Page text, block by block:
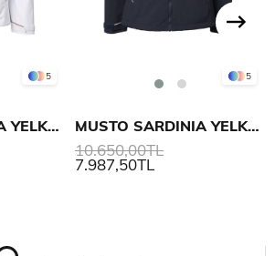
5
MUSTO SARDINIA YELKEN MONT 2.0 KADIN
5
MUSTO SARDINIA YELKEN MONT 2.0 KADIN
7.987,50TL
10.650,00TL